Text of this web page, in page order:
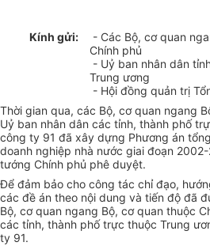
Kính gửi:
- Các Bộ, cơ quan
Chính phủ
- Uỷ ban nhân dân
Trung ương
- Hội đồng quản trị
Thời gian qua, các Bộ, cơ quan ngang
Uỷ ban nhân dân các tỉnh, thành phố
công ty 91 đã xây dựng Phương án
doanh nghiệp nhà nước giai đoạn
tướng Chính phủ phê duyệt.
Để đảm bảo cho công tác chỉ đạo,
các đề án theo nội dung và tiến độ đã
Bộ, cơ quan ngang Bộ, cơ quan thuộc
các tỉnh, thành phố trực thuộc Trung
ty 91.